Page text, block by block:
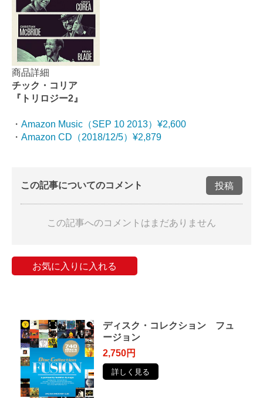
商品詳細
チック・コリア
『トリロジー2』
・ Amazon Music（SEP 10 2013）¥2,600
・ Amazon CD（2018/12/5）¥2,879
この記事についてのコメント 投稿
この記事へのコメントはまだありません
お気に入りに入れる
ディスク・コレクション フュ
ージョン
2,750円
詳しく見る